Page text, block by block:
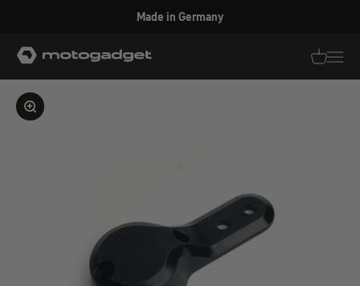
Made in Germany
motogadget GmbH
Bild vergrößern